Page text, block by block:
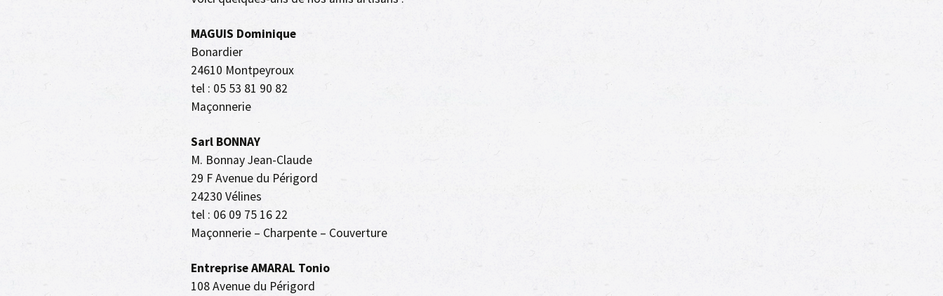
Fermetures
Stores, Brise-soleil,
MAGUIS Dominique
Bonardier
24610 Montpeyroux
tel : 05 53 81 90 82
Maçonnerie
Sarl BONNAY
M. Bonnay Jean-Claude
29 F Avenue du Périgord
24230 Vélines
tel : 06 09 75 16 22
Maçonnerie – Charpente – Couverture
Entreprise AMARAL Tonio
108 Avenue du Périgord